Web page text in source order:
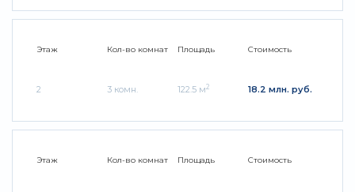
Этаж
2
Кол-во комнат
3 комн.
Площадь
122.5 м2
Стоимость
18.2 млн. руб.
Этаж Кол-во комнат Площадь Стоимость